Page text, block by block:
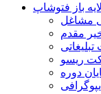
باز فتوشاپ
مشاغل
مقدم
ریسو
دوره